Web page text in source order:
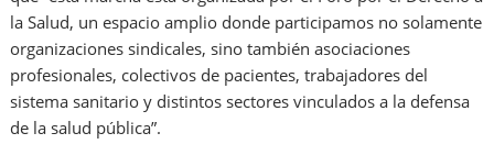
la Salud, un espacio amplio donde participamos no solamente
organizaciones sindicales, sino también asociaciones
profesionales, colectivos de pacientes, trabajadores del
sistema sanitario y distintos sectores vinculados a la defensa
de la salud pública”.